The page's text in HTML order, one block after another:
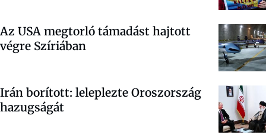
Az USA megtorló támadást hajtott
végre Szíriában
Irán borított: leleplezte Oroszország
hazugságát